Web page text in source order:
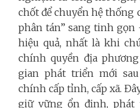
chốt để chuyển hệ
phân tán” sang tinh
hiệu quả, nhất là khi
chính quyền địa
gian phát triển mới
chính cấp tỉnh, cấp xã.
giữ vững ổn định, phát